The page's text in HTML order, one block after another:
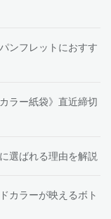
ンフレットにおすす
ラー紙袋》直近締切
選ばれる理由を解説
カラーが映えるボト